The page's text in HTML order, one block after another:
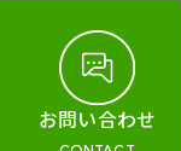
お問い合わせ